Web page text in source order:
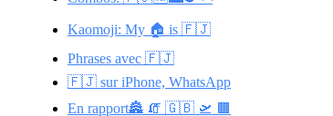
Kaomoji: My 🏠 is 🇫🇯
Phrases avec 🇫🇯
🇫🇯 sur iPhone, WhatsApp
En rapport🏯 🧯 🇬🇧 🛫 🟫